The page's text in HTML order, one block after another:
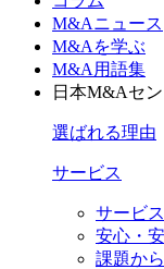
M&Aニュース
M&Aを学ぶ
M&A用語集
日本M&Aセ
選ばれる理由
サービス
サービ
安心・
課題か